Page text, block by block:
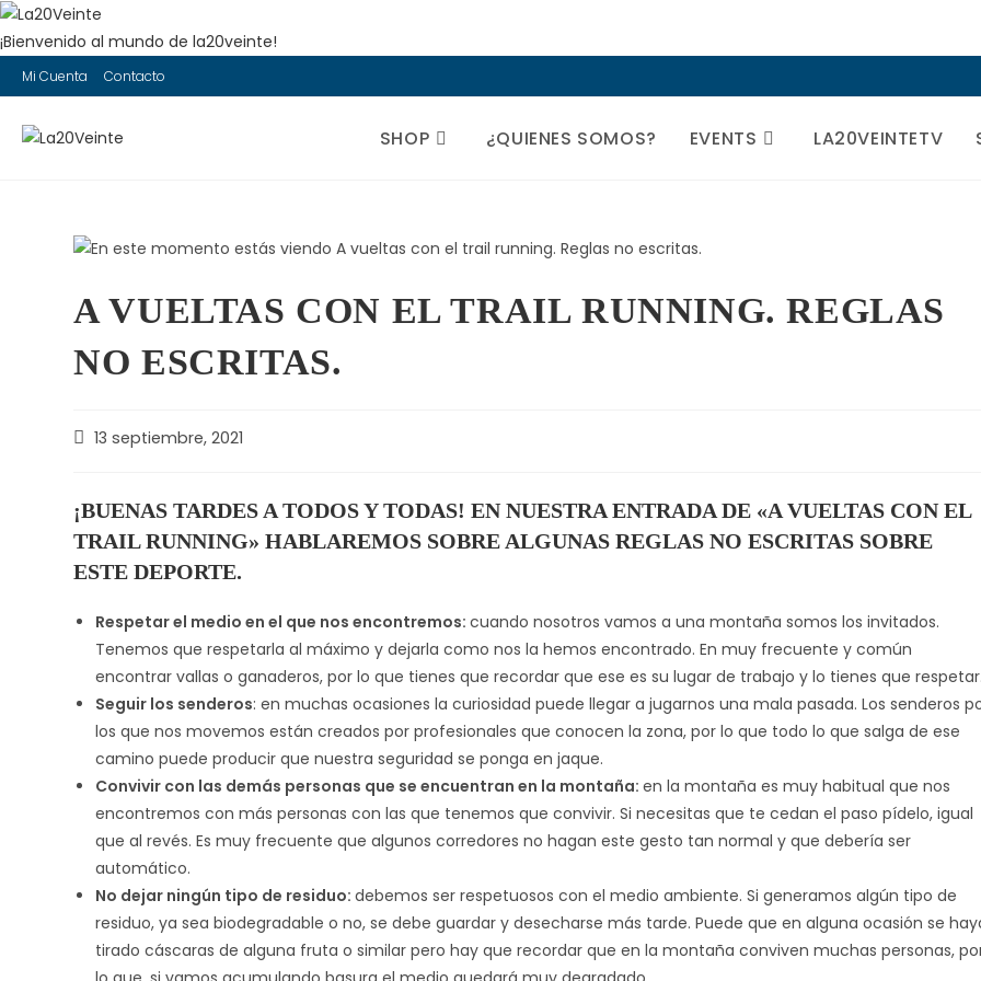
¡Bienvenido al mundo de la20veinte!
Saltar
al
contenido
Mi Cuenta Contacto
SHOP ¿QUIENES SOMOS? EVENTS LA20VEINTETV
A VUELTAS CON EL TRAIL RUNNING. REGLAS
NO ESCRITAS.
Publicación
entrada:
13 septiembre, 2021
¡BUENAS TARDES A TODOS Y TODAS! EN NUESTRA ENTRADA DE «A VUELTAS CON EL
TRAIL RUNNING» HABLAREMOS SOBRE ALGUNAS REGLAS NO ESCRITAS SOBRE
ESTE DEPORTE.
Respetar el medio en el que nos encontremos:cuando nosotros vamos a una montaña somos los invitados.
Tenemos que respetarla al máximo y dejarla como nos la hemos encontrado. En muy frecuente y común
encontrar vallas o ganaderos, por lo que tienes que recordar que ese es su lugar de trabajo y lo tienes que respetar.
Seguir los senderos: en muchas ocasiones la curiosidad puede llegar a jugarnos una mala pasada. Los senderos
los que nos movemos están creados por profesionales que conocen la zona, por lo que todo lo que salga de ese
camino puede producir que nuestra seguridad se ponga en jaque.
Convivir con las demás personas que se encuentran en la montaña:en la montaña es muy habitual que nos
encontremos con más personas con las que tenemos que convivir. Si necesitas que te cedan el paso pídelo, igual
que al revés. Es muy frecuente que algunos corredores no hagan este gesto tan normal y que debería ser
automático.
No dejar ningún tipo de residuo:debemos ser respetuosos con el medio ambiente. Si generamos algún tipo de
residuo, ya sea biodegradable o no, se debe guardar y desecharse más tarde. Puede que en alguna ocasión se
tirado cáscaras de alguna fruta o similar pero hay que recordar que en la montaña conviven muchas personas,